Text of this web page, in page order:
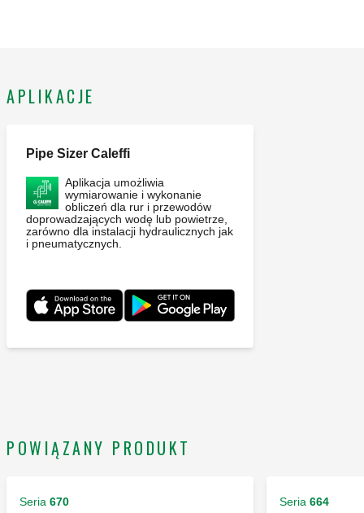
APLIKACJE
Pipe Sizer Caleffi
Aplikacja umożliwia
wymiarowanie i wykonanie
obliczeń dla rur i przewodów
doprowadzających wodę lub powietrze,
zarówno dla instalacji hydraulicznych jak
i pneumatycznych.
POWIĄZANY PRODUKT
Seria 670 Seria 664